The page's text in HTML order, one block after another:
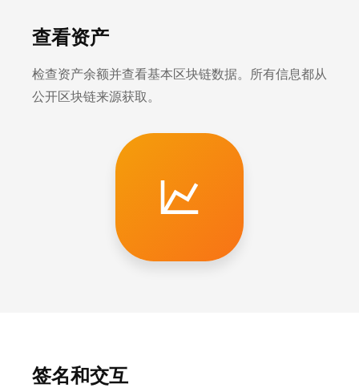
查看资产
检查资产余额并查看基本区块链数据。所有信息都从
公开区块链来源获取。
签名和交互